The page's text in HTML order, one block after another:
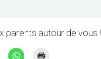
parents autour de vous !